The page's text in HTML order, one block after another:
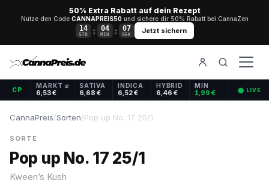
50% Extra Rabatt auf dein Rezept
Nutze den Code CANNAPREIS50und sichere dir 50% Rabatt bei CannaZen
14
STD : 04
MIN : 06
SEK Jetzt sichern
CP
MARKT ⌀
6,53 €
SATIVA
6,68 €
INDICA
6,52 €
HYBRID
6,46 €
MIN
1,99 € ⬤ LIVE
CannaPreis/Sorten/Pop up No. 17 25/1
SORTE
Pop up No. 17 25/1
Kween’s Kush